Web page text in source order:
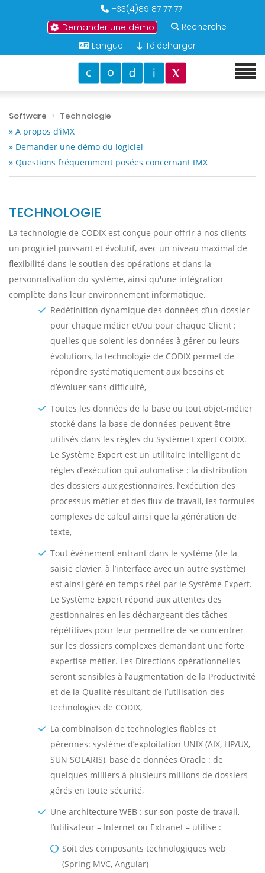
+33(4)89 87 77 77
Demander une démo
Recherche
Langue
Télécharger
Software
Technologie
» A propos d’iMX
» Demander une démo du logiciel
» Questions fréquemment posées concernant IMX
TECHNOLOGIE
La technologie de CODIX est conçue pour offrir à nos clients
un progiciel puissant et évolutif, avec un niveau maximal de
flexibilité dans le soutien des opérations et dans la
personnalisation du système, ainsi qu'une intégration
complète dans leur environnement informatique.
Redéfinition dynamique des données d’un dossier
pour chaque métier et/ou pour chaque Client :
quelles que soient les données à gérer ou leurs
évolutions, la technologie de CODIX permet de
répondre systématiquement aux besoins et
d’évoluer sans difficulté,
Toutes les données de la base ou tout objet-métier
stocké dans la base de données peuvent être
utilisés dans les règles du Système Expert CODIX.
Le Système Expert est un utilitaire intelligent de
règles d’exécution qui automatise : la distribution
des dossiers aux gestionnaires, l’exécution des
processus métier et des flux de travail, les formules
complexes de calcul ainsi que la génération de
texte,
Tout évènement entrant dans le système (de la
saisie clavier, à l’interface avec un autre système)
est ainsi géré en temps réel par le Système Expert.
Le Système Expert répond aux attentes des
gestionnaires en les déchargeant des tâches
répétitives pour leur permettre de se concentrer
sur les dossiers complexes demandant une forte
expertise métier. Les Directions opérationnelles
seront sensibles à l’augmentation de la Productivité
et de la Qualité résultant de l’utilisation des
technologies de CODIX,
La combinaison de technologies fiables et
pérennes: système d’exploitation UNIX (AIX, HP/UX,
SUN SOLARIS), base de données Oracle : de
quelques milliers à plusieurs millions de dossiers
gérés en toute sécurité,
Une architecture WEB : sur son poste de travail,
l’utilisateur – Internet ou Extranet – utilise :
Soit des composants technologiques web
(Spring MVC, Angular)